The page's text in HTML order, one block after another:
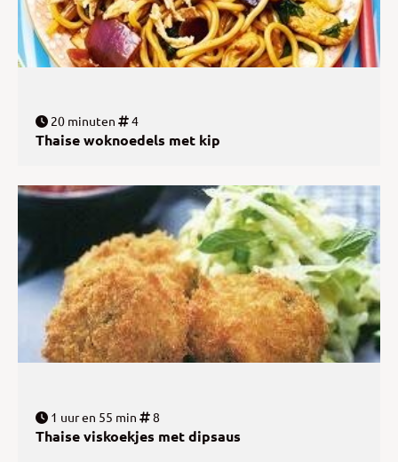
20 minuten 4
Thaise woknoedels met kip
1 uur en 55 min 8
Thaise viskoekjes met dipsaus